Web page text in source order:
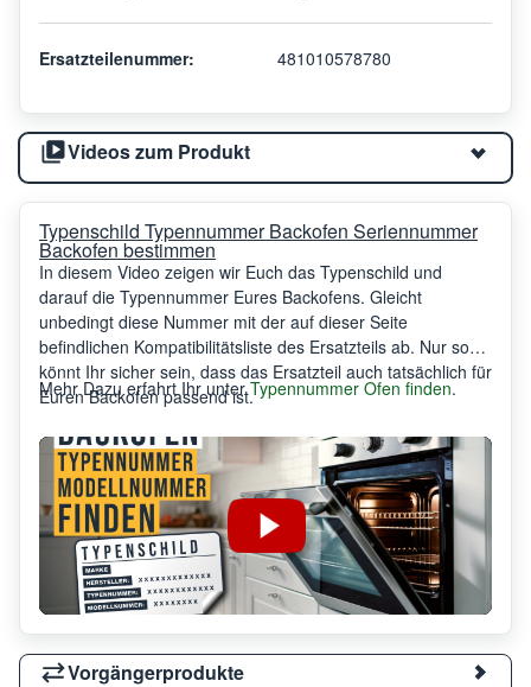
Ersatzteilenummer: 481010578780
Videos zum Produkt
Typenschild Typennummer Backofen Seriennummer
Backofen bestimmen
In diesem Video zeigen wir Euch das Typenschild und
darauf die Typennummer Eures Backofens. Gleicht
unbedingt diese Nummer mit der auf dieser Seite
befindlichen Kompatibilitätsliste des Ersatzteils ab. Nur so
könnt Ihr sicher sein, dass das Ersatzteil auch tatsächlich für
Euren Backofen passend ist.
Mehr Dazu erfahrt Ihr unterTypennummer Ofen finden.
Vorgängerprodukte